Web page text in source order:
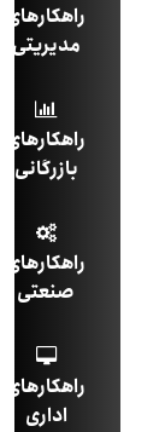
راهکارهای
مدیریتی
راهکارهای
بازرگانی
راهکارهای
صنعتی
راهکارهای
اداری